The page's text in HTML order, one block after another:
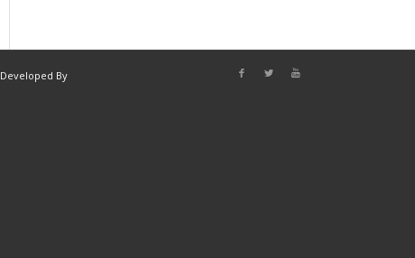
Developed By